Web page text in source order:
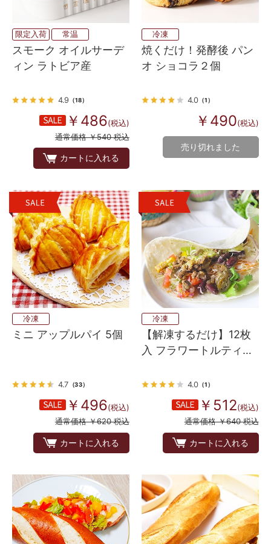
限定入荷 常温
スモーク オイルサーデ
ィン ラトビア産
4.9 （18）
￥486(税込)
通常価格 ￥540 税込
カートに入れる
冷凍
焼くだけ！発酵後 パン
オ ショコラ２個
4.0（1）
￥490(税込)
売り切れました
冷凍
ミニ アップルパイ 5個
4.7 （33）
￥496(税込)
通常価格 ￥620 税込
カートに入れる
冷凍
【解凍するだけ】12枚
入 フラワートルティー
20cm）
4.0（1）
￥512(税込)
通常価格 ￥640 税込
カートに入れる